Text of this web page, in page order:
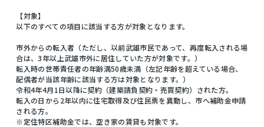
【対象】
以下のすべての項目に該当する方が対象となります。
市外からの転入者（ただし、以前武雄市民であって、再度転入される場
合は、3年以上武雄市外に居住していた方が対象です。）
転入時の世帯責任者の年齢満50歳未満（左記年齢を超えている場合、
配偶者が当該年齢に該当する方は対象となります。）
令和4年4月1日以降に契約（建築請負契約・売買契約）された方。
転入の日から2年以内に住宅取得及び住民票を異動し、市へ補助金申請
される方。
※定住特区補助金では、空き家の賃貸も対象です。